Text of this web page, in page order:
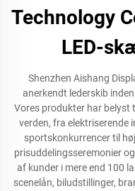
Technology
LED-
Shenzhen Aishang
anerkendt lederskib
Vores produkter har belyst
verden, fra elektriserende
sportskonkurrencer til
prisuddelingsseremonier
af kunder i mere end 100
scenelån, biludstillinger,